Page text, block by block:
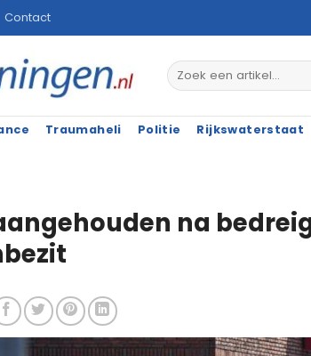
Contact
Traumaheli Politie Rijkswaterstaat
na